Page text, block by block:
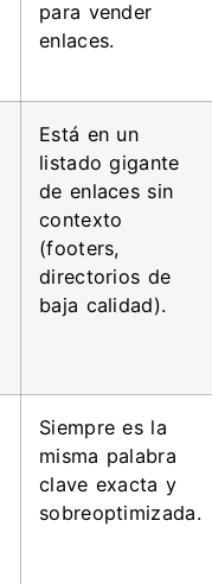
para vender
enlaces.
Está en un
listado gigante
de enlaces sin
contexto
(footers,
directorios de
baja calidad).
Siempre es la
misma palabra
clave exacta y
sobreoptimizada.